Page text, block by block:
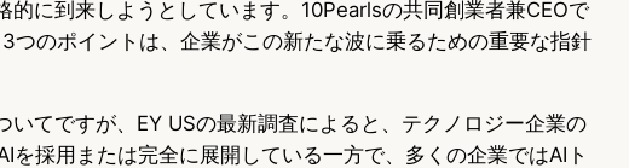
的に到来しようとしています。10Pearlsの共同創業者兼CEOで
つのポイントは、企業がこの新たな波に乗るための重要な指針
いてですが、EY USの最新調査によると、テクノロジー企業の
を採用または完全に展開している一方で、多くの企業ではAIト